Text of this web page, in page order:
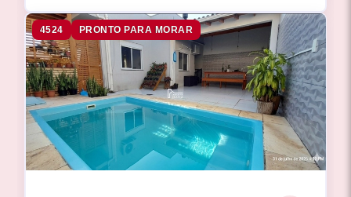
4524 PRONTO PARA MORAR